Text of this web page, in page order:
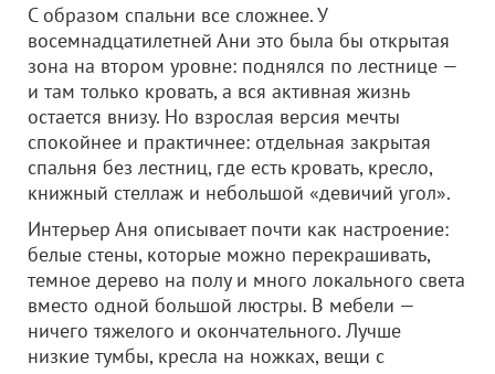
С образом спальни все сложнее. У
восемнадцатилетней Ани это была бы открытая
зона на втором уровне: поднялся по лестнице —
и там только кровать, а вся активная жизнь
остается внизу. Но взрослая версия мечты
спокойнее и практичнее: отдельная закрытая
спальня без лестниц, где есть кровать, кресло,
книжный стеллаж и небольшой «девичий угол».
Интерьер Аня описывает почти как настроение:
белые стены, которые можно перекрашивать,
темное дерево на полу и много локального света
вместо одной большой люстры. В мебели —
ничего тяжелого и окончательного. Лучше
низкие тумбы, кресла на ножках, вещи с